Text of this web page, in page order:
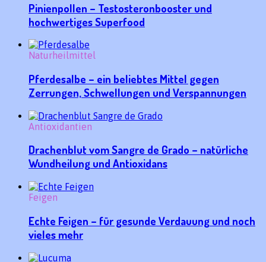
Pinienpollen – Testosteronbooster und
hochwertiges Superfood
Naturheilmittel
Pferdesalbe – ein beliebtes Mittel gegen
Zerrungen, Schwellungen und Verspannungen
Antioxidantien
Drachenblut vom Sangre de Grado – natürliche
Wundheilung und Antioxidans
Feigen
Echte Feigen – für gesunde Verdauung und noch
vieles mehr